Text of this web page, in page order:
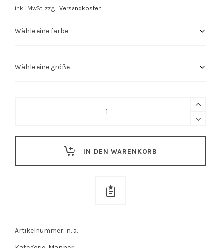
inkl. MwSt. zzgl. Versandkosten
IN DEN WARENKORB
Artikelnummer: n. a.